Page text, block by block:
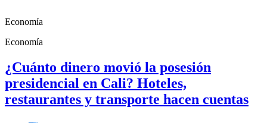
Economía
Economía
¿Cuánto dinero movió la posesión
presidencial en Cali? Hoteles,
restaurantes y transporte hacen cuentas